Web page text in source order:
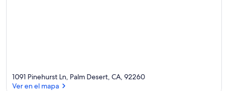
1091 Pinehurst Ln, Palm Desert, CA, 92260
Ver en el mapa